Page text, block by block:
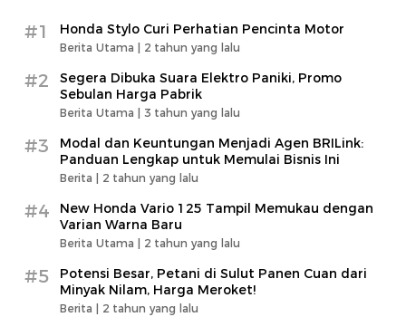
#1 Honda Stylo Curi Perhatian Pencinta Motor
Berita Utama | 2 tahun yang lalu
#2
Segera Dibuka Suara Elektro Paniki, Promo
Sebulan Harga Pabrik
Berita Utama | 3 tahun yang lalu
#3
Modal dan Keuntungan Menjadi Agen BRILink:
Panduan Lengkap untuk Memulai Bisnis Ini
Berita | 2 tahun yang lalu
#4
New Honda Vario 125 Tampil Memukau dengan
Varian Warna Baru
Berita Utama | 2 tahun yang lalu
#5
Potensi Besar, Petani di Sulut Panen Cuan dari
Minyak Nilam, Harga Meroket!
Berita | 2 tahun yang lalu